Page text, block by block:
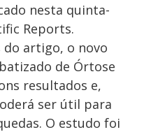
nesta quinta-
Reports.
do artigo, o novo
de Órtose
resultados e,
ser útil para
O estudo foi